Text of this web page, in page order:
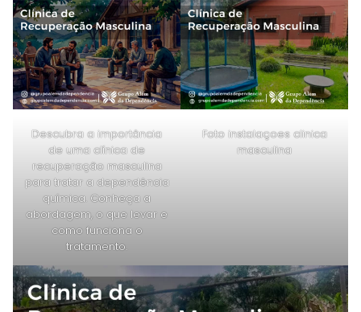
Descubra a importância
de uma clínica de
recuperação masculina
para tratar a dependência
química. Conheça a
abordagem, o que levar e
como funciona o
tratamento.
Foto instalaçoes clinica
masculina